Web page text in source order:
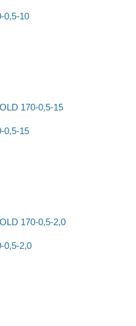
0,5-10
0,5-15
0,5-2,0